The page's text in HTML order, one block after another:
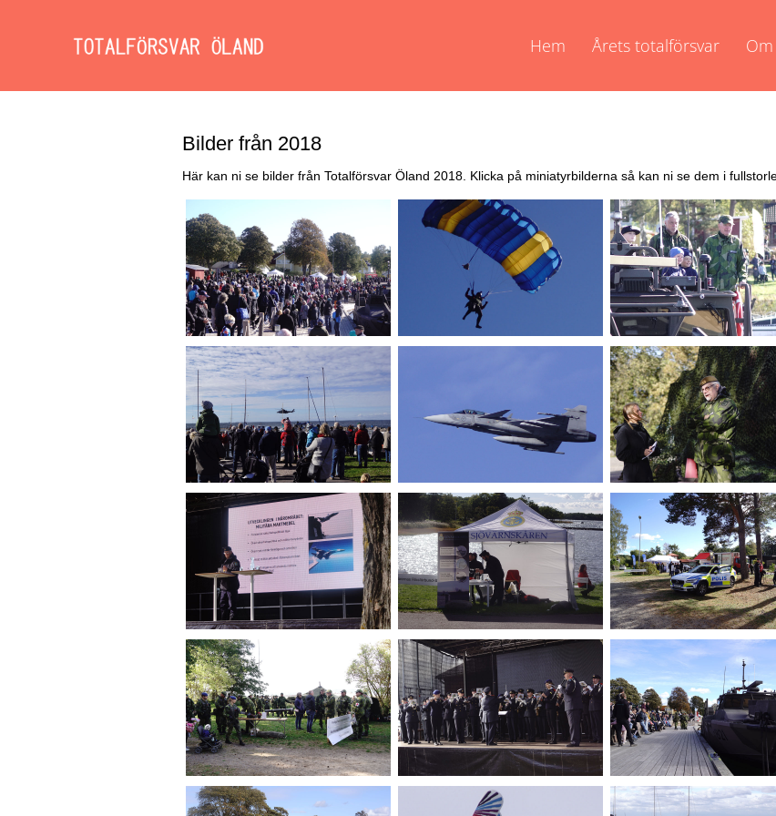
Hem Årets totalförsvar
Bilder från 2018
Här kan ni se bilder från Totalförsvar Öland 2018. Klicka på miniatyrbilderna så kan ni se dem i